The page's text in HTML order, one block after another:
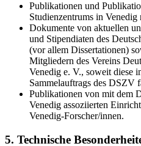
Publikationen und
Studienzentrums in
Dokumente von aktuellen
und Stipendiaten des
(vor allem Dissertationen)
Mitgliedern des Vereins
Venedig e. V., soweit diese
Sammelauftrags des DSZV
Publikationen von mit dem
Venedig assoziierten
Venedig-Forscher/innen.
5. Technische